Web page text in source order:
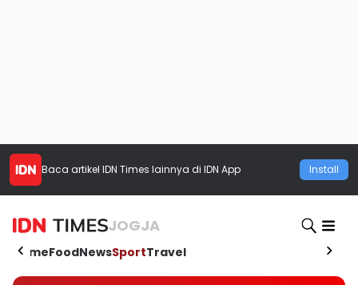
Baca artikel IDN Times lainnya di IDN App Install
JOGJA
HomeFoodNewsSportTravel